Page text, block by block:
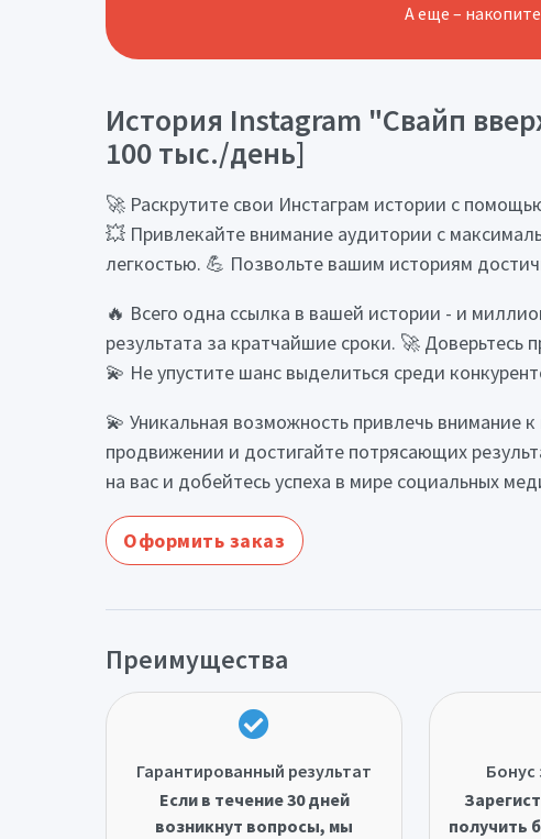
А еще –
История Instagram "Свайп
100 тыс./день]
🚀 Раскрутите свои Инстаграм истории с
💥 Привлекайте внимание аудитории с
легкостью. 💪 Позвольте вашим историям
🔥 Всего одна ссылка в вашей истории - и
результата за кратчайшие сроки. 🚀
💫 Не упустите шанс выделиться среди
💫 Уникальная возможность привлечь внимание
продвижении и достигайте потрясающих
на вас и добейтесь успеха в мире социальных
Оформить заказ
Преимущества
Гарантированный результат
Если в течение 30 дней
возникнут вопросы, мы
Бонус
получить